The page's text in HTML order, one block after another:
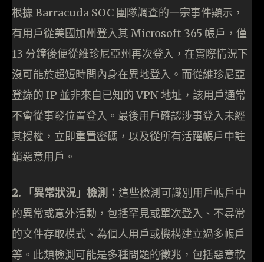
根據 Barracuda SOC 團隊調查的一宗事件顯示，
有用戶從美國加州登入其 Microsoft 365 帳戶，僅
13 分鐘後便從維珍尼亞州再次登入，在實際情況下
沒可能於超短時間內身在異地登入。而從維珍尼亞
登錄的 IP 並非來自已知的 VPN 地址，該用戶通常
不會從事發位置登入。最後用戶確認涉事登入未經
其授權，立即重置密碼，以及從所有活躍帳戶中註
銷惡意用戶。
2. 「異常狀況」檢測： 這些檢測可識別用戶帳戶中
的異常或意外活動，包括罕見或單次登入、不尋常
的文件存取模式、為個人用戶或機構建立過多帳戶
等。此類檢測可能是多種問題的徵兆，包括惡意軟